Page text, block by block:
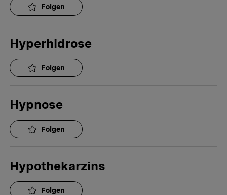
Folgen
Hyperhidrose
Folgen
Hypnose
Folgen
Hypothekarzins
Folgen